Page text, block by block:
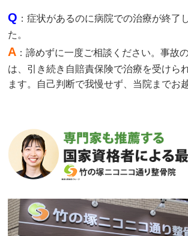
Q ：症状があるのに病院での治療が終了
た。
A ：諦めずに一度ご相談ください。事故
は、引き続き自賠責保険で治療を受けら
ます。自己判断で我慢せず、当院までお